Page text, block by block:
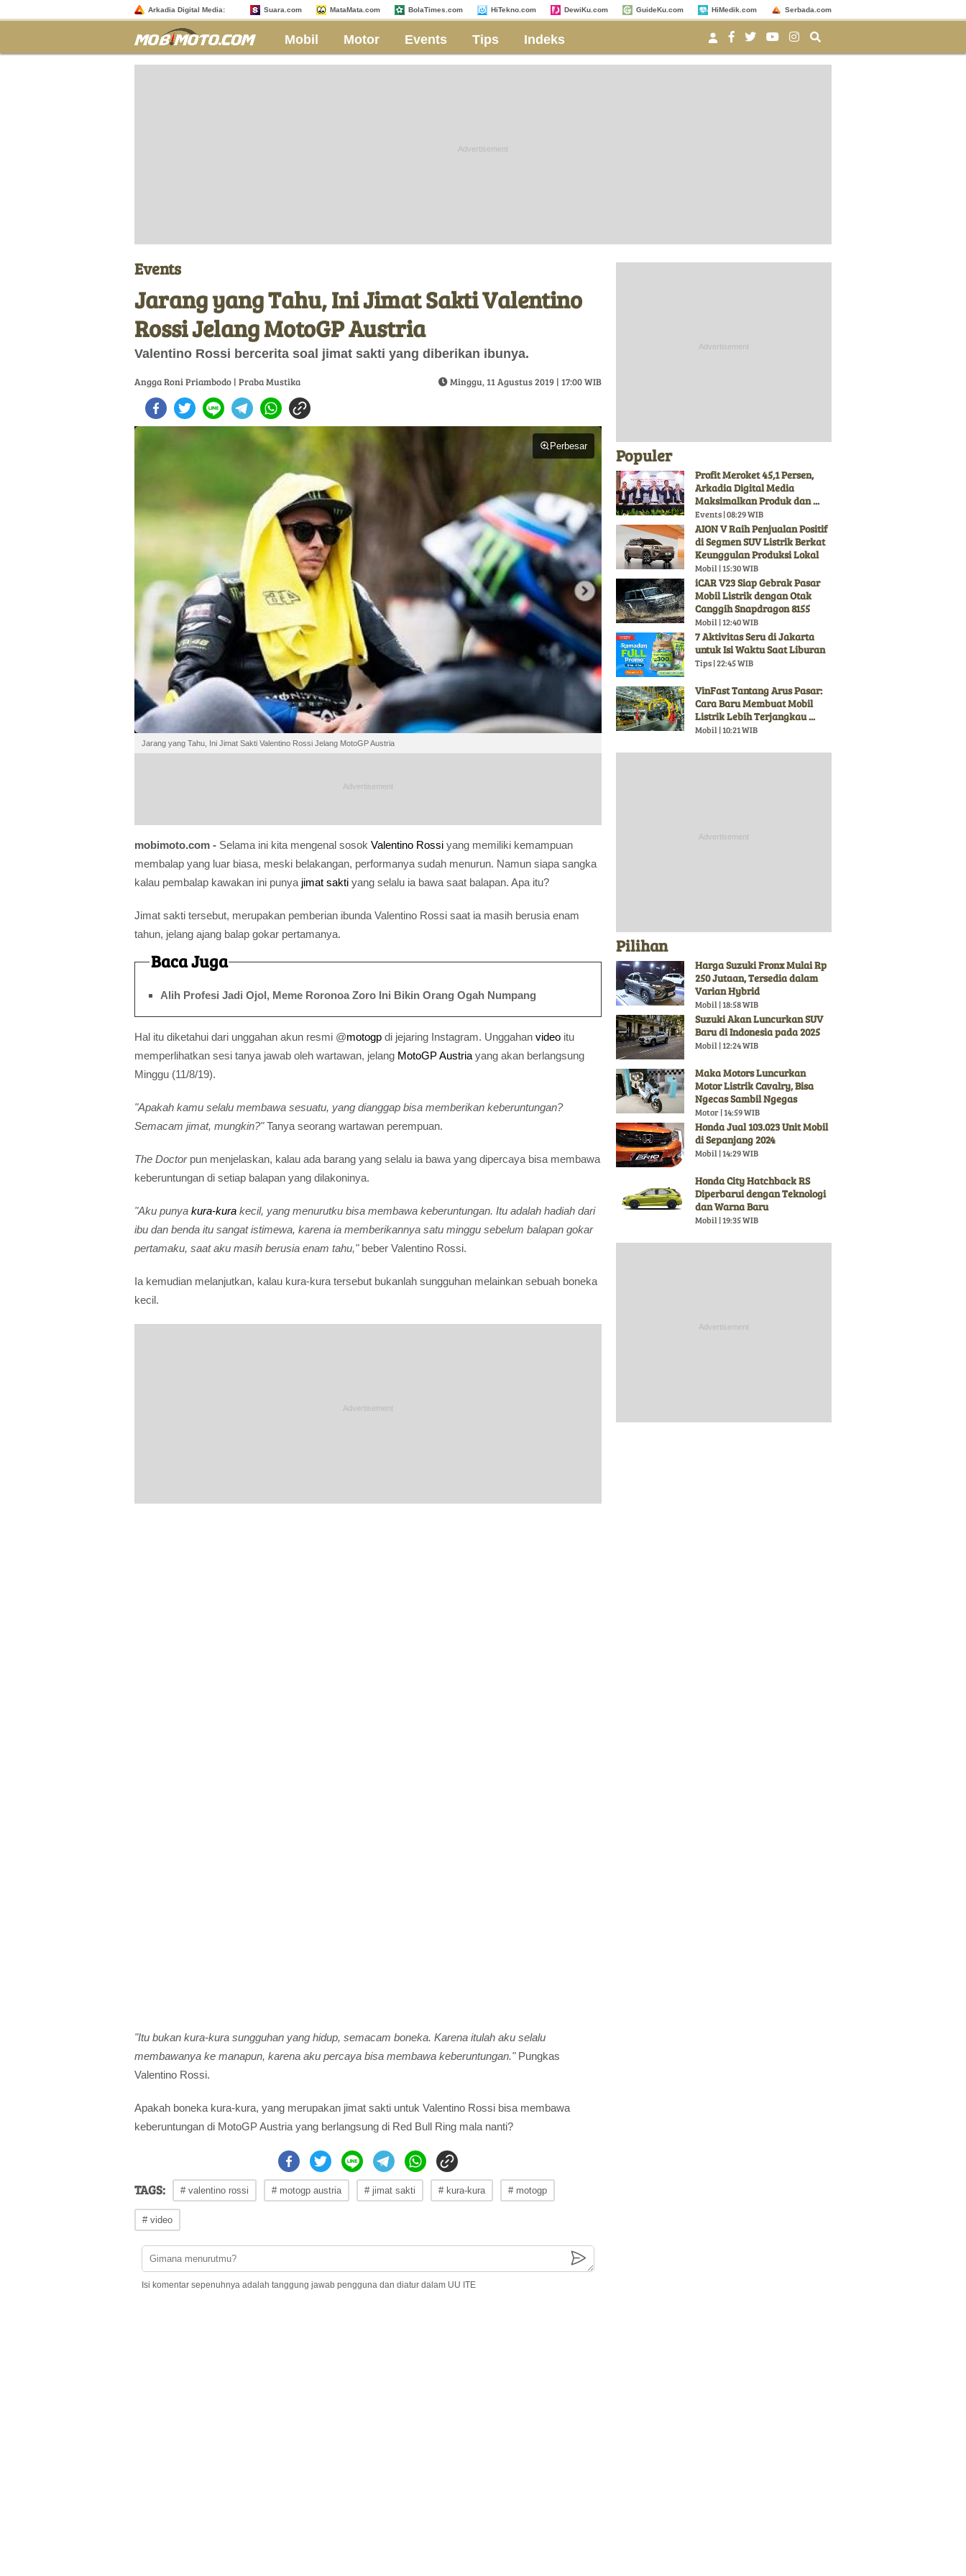
Arkadia Digital Media: Suara.com MataMata.com BolaTimes.com HiTekno.com DewiKu.com GuideKu.com HiMedik.com Serbada.com
Mobil Motor Events Tips Indeks
Events
Jarang yang Tahu, Ini Jimat Sakti Valentino
Rossi Jelang MotoGP Austria
Valentino Rossi bercerita soal jimat sakti yang diberikan ibunya.
Angga Roni Priambodo | Praba Mustika Minggu, 11 Agustus 2019 | 17:00 WIB
Perbesar
Jarang yang Tahu, Ini Jimat Sakti Valentino Rossi Jelang MotoGP Austria
mobimoto.com - Selama ini kita mengenal sosok Valentino Rossi yang memiliki kemampuan
membalap yang luar biasa, meski belakangan, performanya sudah menurun. Namun siapa sangka
kalau pembalap kawakan ini punya jimat sakti yang selalu ia bawa saat balapan. Apa itu?
Jimat sakti tersebut, merupakan pemberian ibunda Valentino Rossi saat ia masih berusia enam
tahun, jelang ajang balap gokar pertamanya.
Baca Juga
Alih Profesi Jadi Ojol, Meme Roronoa Zoro Ini Bikin Orang Ogah Numpang
Hal itu diketahui dari unggahan akun resmi @motogp di jejaring Instagram. Unggahan video itu
memperlihatkan sesi tanya jawab oleh wartawan, jelang MotoGP Austria yang akan berlangsung
Minggu (11/8/19).
"Apakah kamu selalu membawa sesuatu, yang dianggap bisa memberikan keberuntungan?
Semacam jimat, mungkin?"Tanya seorang wartawan perempuan.
The Doctorpun menjelaskan, kalau ada barang yang selalu ia bawa yang dipercaya bisa membawa
keberuntungan di setiap balapan yang dilakoninya.
"Aku punya kura-kura kecil, yang menurutku bisa membawa keberuntungan. Itu adalah hadiah dari
ibu dan benda itu sangat istimewa, karena ia memberikannya satu minggu sebelum balapan gokar
pertamaku, saat aku masih berusia enam tahu,"beber Valentino Rossi.
Ia kemudian melanjutkan, kalau kura-kura tersebut bukanlah sungguhan melainkan sebuah boneka
kecil.
"Itu bukan kura-kura sungguhan yang hidup, semacam boneka. Karena itulah aku selalu
membawanya ke manapun, karena aku percaya bisa membawa keberuntungan."Pungkas
Valentino Rossi.
Apakah boneka kura-kura, yang merupakan jimat sakti untuk Valentino Rossi bisa membawa
keberuntungan di MotoGP Austria yang berlangsung di Red Bull Ring mala nanti?
TAGS: # valentino rossi # motogp austria # jimat sakti # kura-kura # motogp
# video
Isi komentar sepenuhnya adalah tanggung jawab pengguna dan diatur dalam UU ITE
Populer
Profit Meroket 45,1 Persen,
Arkadia Digital Media
Maksimalkan Produk dan ...
Events | 08:29 WIB
AION V Raih Penjualan Positif
di Segmen SUV Listrik Berkat
Keunggulan Produksi Lokal
Mobil | 15:30 WIB
iCAR V23 Siap Gebrak Pasar
Mobil Listrik dengan Otak
Canggih Snapdragon 8155
Mobil | 12:40 WIB
7 Aktivitas Seru di Jakarta
untuk Isi Waktu Saat Liburan
Tips | 22:45 WIB
VinFast Tantang Arus Pasar:
Cara Baru Membuat Mobil
Listrik Lebih Terjangkau ...
Mobil | 10:21 WIB
Pilihan
Harga Suzuki Fronx Mulai Rp
250 Jutaan, Tersedia dalam
Varian Hybrid
Mobil | 18:58 WIB
Suzuki Akan Luncurkan SUV
Baru di Indonesia pada 2025
Mobil | 12:24 WIB
Maka Motors Luncurkan
Motor Listrik Cavalry, Bisa
Ngecas Sambil Ngegas
Motor | 14:59 WIB
Honda Jual 103.023 Unit Mobil
di Sepanjang 2024
Mobil | 14:29 WIB
Honda City Hatchback RS
Diperbarui dengan Teknologi
dan Warna Baru
Mobil | 19:35 WIB